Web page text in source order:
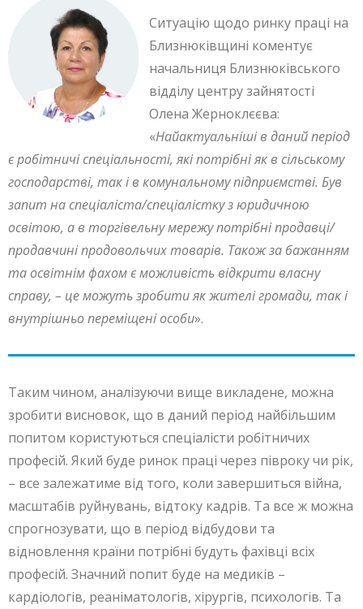
Ситуацію щодо ринку праці на
Близнюківщині коментує
начальниця Близнюківського
відділу центру зайнятості
Олена Жерноклєєва:
«Найактуальніші в даний період
є робітничі спеціальності, які потрібні як в сільському
господарстві, так і в комунальному підприємстві. Був
запит на спеціаліста/спеціалістку з юридичною
освітою, а в торгівельну мережу потрібні продавці/
продавчині продовольчих товарів. Також за бажанням
та освітнім фахом є можливість відкрити власну
справу, – це можуть зробити як жителі громади, так і
внутрішньо переміщені особи».
Таким чином, аналізуючи вище викладене, можна
зробити висновок, що в даний період найбільшим
попитом користуються спеціалісти робітничих
професій. Який буде ринок праці через півроку чи рік,
– все залежатиме від того, коли завершиться війна,
масштабів руйнувань, відтоку кадрів. Та все ж можна
спрогнозувати, що в період відбудови та
відновлення країни потрібні будуть фахівці всіх
професій. Значний попит буде на медиків –
кардіологів, реаніматологів, хірургів, психологів. Та